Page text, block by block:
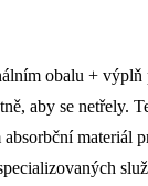
obalu + výplň
aby se netřely.
materiál